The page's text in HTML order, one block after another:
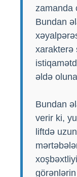
zamanda
Bundan
xarakterə
əldə
Bundan
verir ki,
liftdə